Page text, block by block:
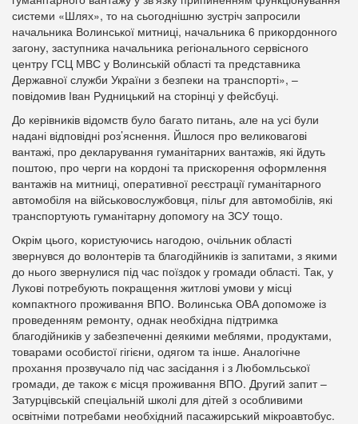
системи «Шлях», то на сьогоднішню зустріч запросили
начальника Волинської митниці, начальника 6 прикордонного
загону, заступника начальника регіонального сервісного
центру ГСЦ МВС у Волинській області та представника
Державної служби України з безпеки на транспорті», –
повідомив Іван Рудницький на сторінці у фейсбуці.
До керівників відомств було багато питань, але на усі були
надані відповідні роз’яснення. Йшлося про великовагові
вантажі, про декларування гуманітарних вантажів, які йдуть
поштою, про черги на кордоні та прискорення оформлення
вантажів на митниці, оперативної реєстрації гуманітарного
автомобіля на військовослужбовця, пільг для автомобілів, які
транспортують гуманітарну допомогу на ЗСУ тощо.
Окрім цього, користуючись нагодою, очільник області
звернувся до волонтерів та благодійників із запитами, з якими
до нього звернулися під час поїздок у громади області. Так, у
Лукові потребують покращення житлові умови у місці
компактного проживання ВПО. Волинська ОВА допоможе із
проведенням ремонту, однак необхідна підтримка
благодійників у забезпеченні деякими меблями, продуктами,
товарами особистої гігієни, одягом та інше. Аналогічне
прохання прозвучало під час засідання і з Любомльської
громади, де також є місця проживання ВПО. Другий запит –
Затурцівській спеціальній школі для дітей з особливими
освітніми потребами необхідний пасажирський мікроавтобус.